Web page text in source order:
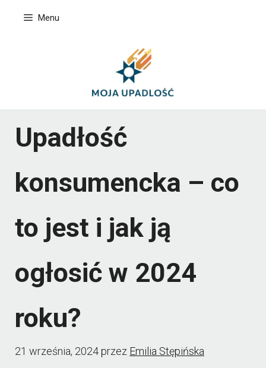
Menu
Upadłość
konsumencka – co
to jest i jak ją
ogłosić w 2024
roku?
21 września, 2024przez Emilia Stępińska